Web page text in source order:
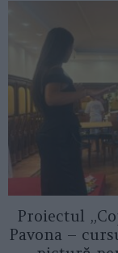
Proiectul
Pavona –